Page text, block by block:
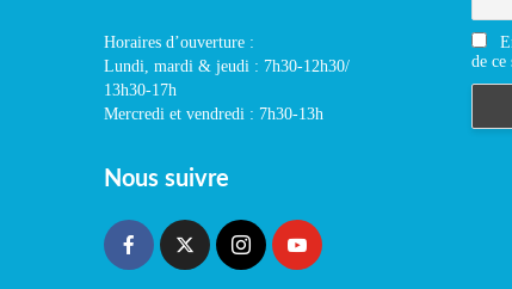
Horaires d’ouverture :
Lundi, mardi & jeudi : 7h30-12h30/
13h30-17h
Mercredi et vendredi : 7h30-13h
Nous suivre
de ce